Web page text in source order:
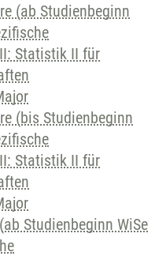
(ab Studienbeginn
Statistik II für
(bis Studienbeginn
Statistik II für
Studienbeginn WiSe